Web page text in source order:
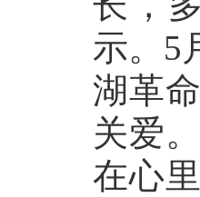
示。5
湖革
关爱
在心